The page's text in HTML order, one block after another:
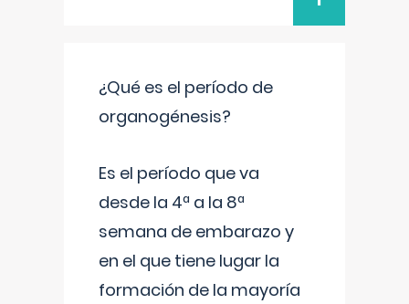
¿Qué es el período de
organogénesis?
Es el período que va
desde la 4ª a la 8ª
semana de embarazo y
en el que tiene lugar la
formación de la mayoría